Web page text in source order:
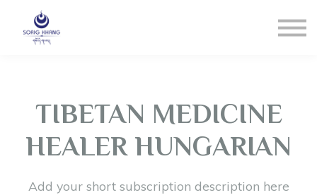
Reset Pw
TIBETAN MEDICINE
HEALER HUNGARIAN
Add your short subscription description here